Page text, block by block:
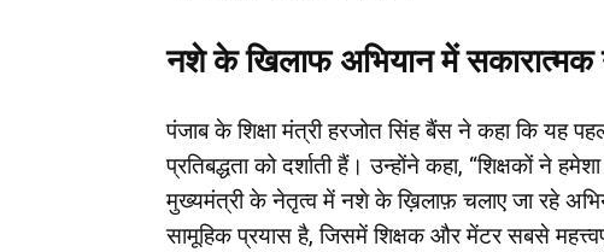
नशे के खिलाफ अभियान में सकारात्मक
पंजाब के शिक्षा मंत्री हरजोत सिंह बैंस ने कहा कि यह
प्रतिबद्धता को दर्शाती हैं। उन्होंने कहा, “शिक्षकों ने
मुख्यमंत्री के नेतृत्व में नशे के ख़िलाफ़ चलाए जा रहे
सामूहिक प्रयास है, जिसमें शिक्षक और मेंटर सबसे